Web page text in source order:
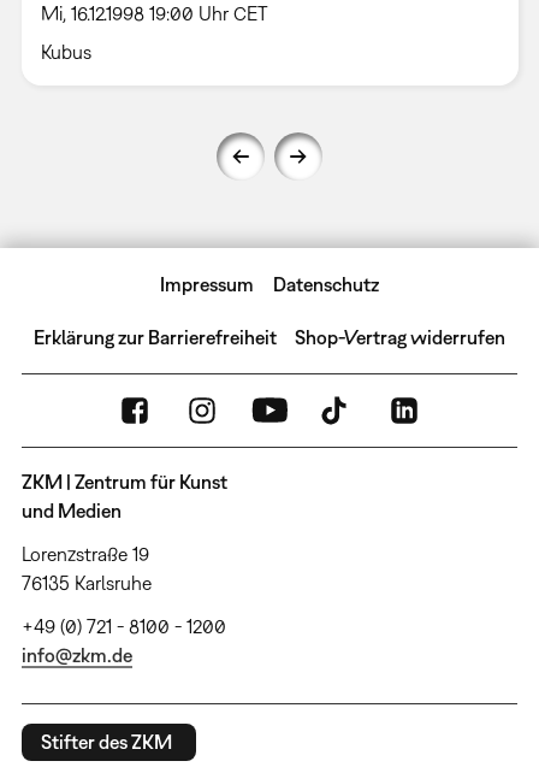
Mi, 16.12.1998 19:00 Uhr CET
Kubus
Impressum Datenschutz
Erklärung zur Barrierefreiheit Shop-Vertrag widerrufen
ZKM | Zentrum für Kunst
und Medien
Lorenzstraße 19
76135 Karlsruhe
+49 (0) 721 - 8100 - 1200
info@zkm.de
Stifter des ZKM